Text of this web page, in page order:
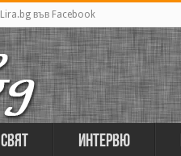
Lira.bg във Facebook
Свят Интервю